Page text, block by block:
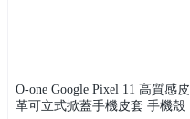
O-one Google Pixel 11 高質感皮
革可立式掀蓋手機皮套 手機殼